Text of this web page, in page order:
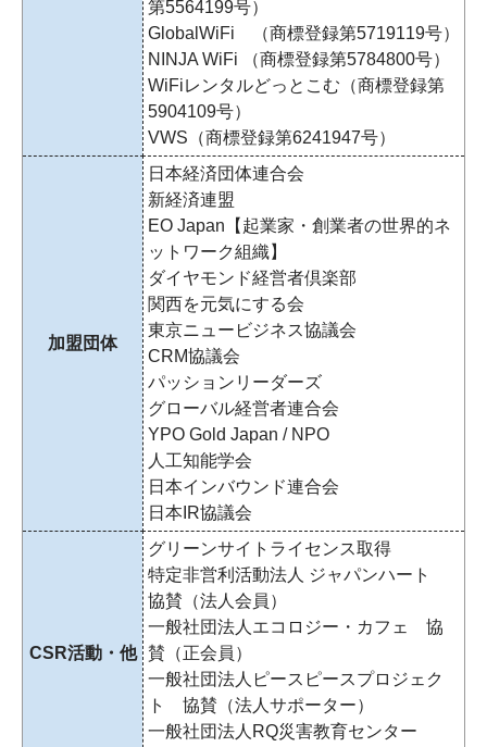
第5564199号）
GlobalWiFi （商標登録第5719119号）
NINJA WiFi （商標登録第5784800号）
WiFiレンタルどっとこむ（商標登録第
5904109号）
VWS（商標登録第6241947号）
加盟団体
日本経済団体連合会
新経済連盟
EO Japan【起業家・創業者の世界的ネ
ットワーク組織】
ダイヤモンド経営者倶楽部
関西を元気にする会
東京ニュービジネス協議会
CRM協議会
パッションリーダーズ
グローバル経営者連合会
YPO Gold Japan / NPO
人工知能学会
日本インバウンド連合会
日本IR協議会
CSR活動・他
グリーンサイトライセンス取得
特定非営利活動法人 ジャパンハート
協賛（法人会員）
一般社団法人エコロジー・カフェ 協
賛（正会員）
一般社団法人ピースピースプロジェク
ト 協賛（法人サポーター）
一般社団法人RQ災害教育センター